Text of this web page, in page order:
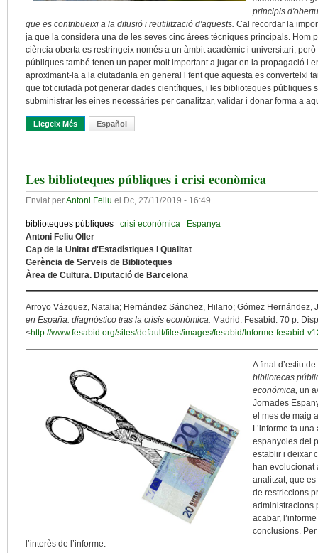
principis
que es contribueixi a la difusió i reutilització d'aquests. Cal recordar la
ja que la considera una de les seves cinc àrees tècniques principals. Hom
ciència oberta es restringeix només a un àmbit acadèmic i universitari;
públiques també tenen un paper molt important a jugar en la propagació i
aproximant-la a la ciutadania en general i fent que aquesta es converteixi
que tot ciutadà pot generar dades científiques, i les biblioteques públiques
subministrar les eines necessàries per canalitzar, validar i donar forma a
Llegeix Més Sobre Ciència Oberta I Ciutadana A Les Biblioteques: Un
Español
Les biblioteques públiques i crisi econòmica
Enviat perAntoni Feliu el Dc, 27/11/2019 - 16:49
biblioteques públiques crisi econòmica
Espanya
Antoni Feliu Oller
Cap de la Unitat d'Estadístiques i Qualitat
Gerència de Serveis de Biblioteques
Àrea de Cultura. Diputació de Barcelona
Arroyo Vázquez, Natalia; Hernández Sánchez, Hilario; Gómez Hernández,
en España: diagnóstico tras la crisis económica. Madrid: Fesabid. 70 p.
<http://www.fesabid.org/sites/default/files/images/fesabid/Informe-fesabid-
A final d’estiu
bibliotecas
económica, un
Jornades
el mes de maig
L’informe fa
espanyoles del
establir i deixar
han evolucionat
analitzat, que
de restriccions
administracions
acabar,
conclusions.
l’interès de l’informe.